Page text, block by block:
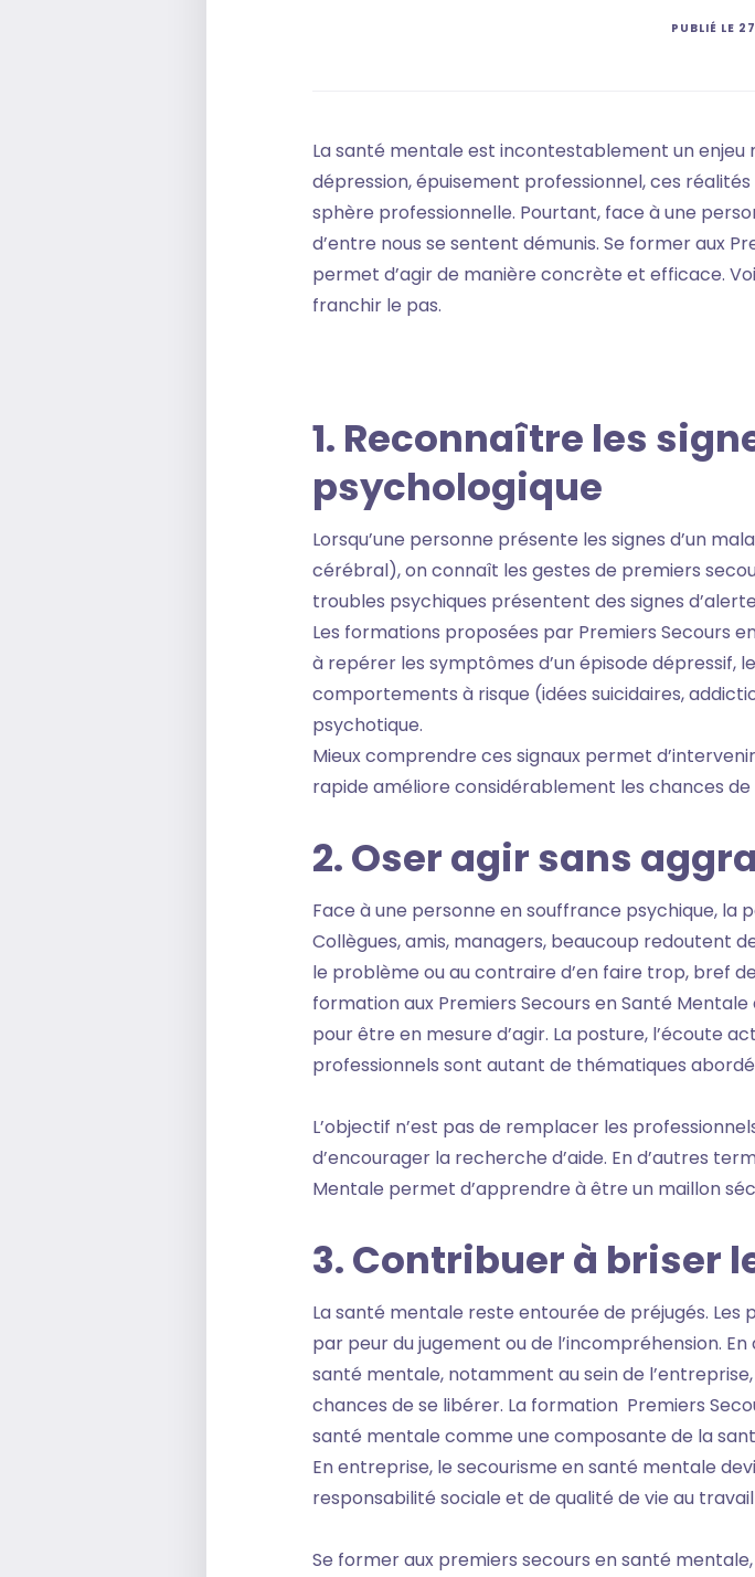
PUBLIÉ LE
La santé mentale est incontestablement un enjeu
dépression, épuisement professionnel, ces
sphère professionnelle. Pourtant, face à une
d’entre nous se sentent démunis. Se former aux
permet d’agir de manière concrète et efficace.
franchir le pas.
1. Reconnaître les
psychologique
Lorsqu’une personne présente les signes d’un
cérébral), on connaît les gestes de premiers
troubles psychiques présentent des signes
Les formations proposées par Premiers Secours
à repérer les symptômes d’un épisode dépressif,
comportements à risque (idées suicidaires,
psychotique.
Mieux comprendre ces signaux permet
rapide améliore considérablement les chances
2. Oser agir sans
Face à une personne en souffrance psychique, la
Collègues, amis, managers, beaucoup redoutent
le problème ou au contraire d’en faire trop, bref
formation aux Premiers Secours en Santé
pour être en mesure d’agir. La posture, l’écoute
professionnels sont autant de thématiques
L’objectif n’est pas de remplacer les
d’encourager la recherche d’aide. En d’autres
Mentale permet d’apprendre à être un maillon
3. Contribuer à briser
La santé mentale reste entourée de préjugés.
par peur du jugement ou de l’incompréhension.
santé mentale, notamment au sein de
chances de se libérer. La formation Premiers
santé mentale comme une composante de la
En entreprise, le secourisme en santé mentale
responsabilité sociale et de qualité de vie au
Se former aux premiers secours en santé